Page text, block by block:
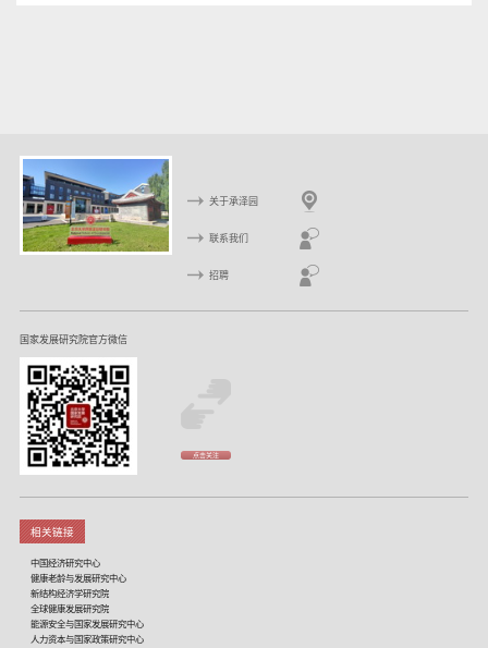
关于承泽园
联系我们
招聘
国家发展研究院官方微信
点击关注
相关链接
中国经济研究中心
健康老龄与发展研究中心
新结构经济学研究院
全球健康发展研究院
能源安全与国家发展研究中心
人力资本与国家政策研究中心